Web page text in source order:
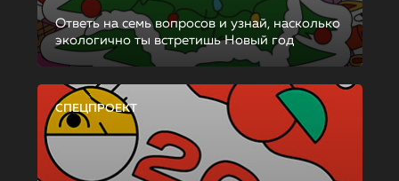
Ответь на семь вопросов и узнай, насколько
экологично ты встретишь Новый год
СПЕЦПРОЕКТ